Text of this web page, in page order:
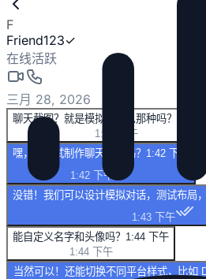
F
Friend123✓
在线活跃
三月 28, 2026
聊天截图？就是模拟发消息那种吗？
1:41
1:41 下午
嘿，想试试制作聊天截图吗？ 1:42 下午
1:42 下午
没错！我们可以设计模拟对话，测试布局
1:43 下午
能自定义名字和头像吗？ 1:44 下午
1:44 下午
当然可以！还能切换不同平台样式，比如